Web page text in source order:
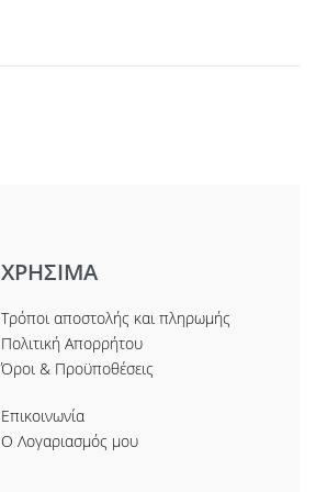
ΧΡΗΣΙΜΑ
Τρόποι αποστολής και πληρωμής
Πολιτική Απορρήτου
Όροι & Προϋποθέσεις
Επικοινωνία
Ο Λογαριασμός μου